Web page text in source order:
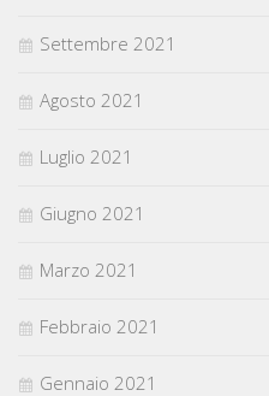
Settembre 2021
Agosto 2021
Luglio 2021
Giugno 2021
Marzo 2021
Febbraio 2021
Gennaio 2021